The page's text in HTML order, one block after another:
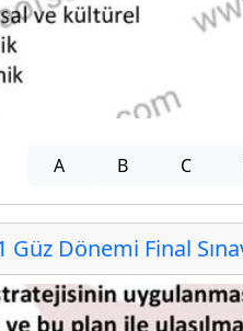
A B C
Dönemi Final